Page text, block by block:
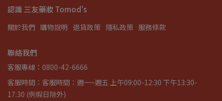
認識 三友藥妝 Tomod's
關於我們 購物說明 退貨政策 隱私政策 服務條款
聯絡我們
客服專線：0800-42-6666
客服時間：客服時間：週一~週五 上午09:00-12:30 下午13:30-
17:30 (例假日除外)